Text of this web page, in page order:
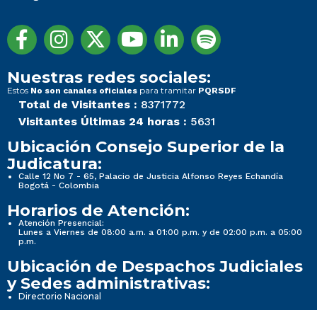
Nuestras redes sociales:
Estos No son canales oficiales para tramitar PQRSDF
Total de Visitantes : 8371772
Visitantes Últimas 24 horas : 5631
Ubicación Consejo Superior de la
Judicatura:
Calle 12 No 7 - 65, Palacio de Justicia Alfonso Reyes Echandía
Bogotá - Colombia
Horarios de Atención:
Atención Presencial:
Lunes a Viernes de 08:00 a.m. a 01:00 p.m. y de 02:00 p.m. a 05:00
p.m.
Ubicación de Despachos Judiciales
y Sedes administrativas:
Directorio Nacional